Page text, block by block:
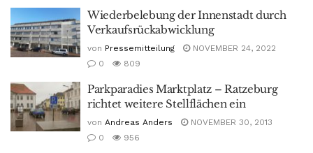
Wiederbelebung der Innenstadt durch
Verkaufsrückabwicklung
von Pressemitteilung
NOVEMBER 24, 2022
0
809
Parkparadies Marktplatz – Ratzeburg
richtet weitere Stellflächen ein
von Andreas Anders
NOVEMBER 30, 2013
0
956